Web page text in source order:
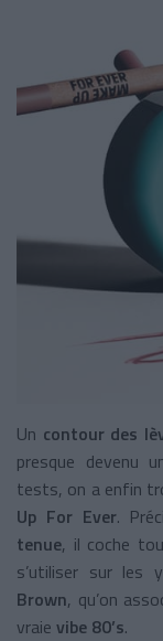
Un contour des
presque devenu
tests, on a enfin
Up For Ever.
tenue, il coche
s’utiliser sur les
Brown, qu’on
vraie vibe 80’s.